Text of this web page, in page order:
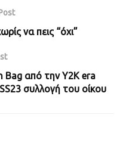
να πεις “όχι”
Bag από την Y2K era
συλλογή του οίκου